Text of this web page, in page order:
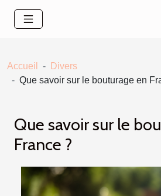
Accueil
Divers
Que savoir sur le bouturage en
Que savoir sur le
France ?